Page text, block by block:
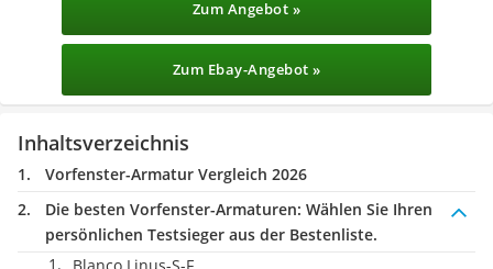
Zum Angebot »
Zum Ebay-Angebot »
Inhaltsverzeichnis
Vorfenster-Armatur Vergleich 2026
Die besten Vorfenster-Armaturen: Wählen Sie Ihren
persönlichen Testsieger aus der Bestenliste.